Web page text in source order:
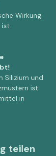
Wirkung
ist
Silizium und
ist
in
teilen